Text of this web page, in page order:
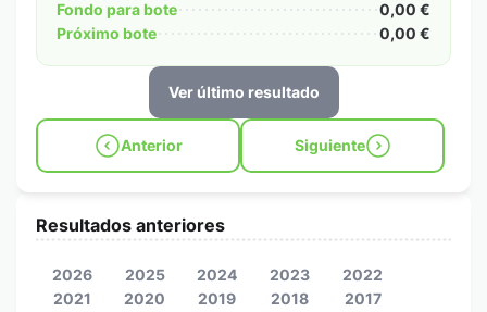
Fondo para bote
0,00 €
Próximo bote
0,00 €
Ver último resultado
Anterior Siguiente
Resultados anteriores
2026 2025 2024 2023
2022
2021
2020 2019 2018
2017